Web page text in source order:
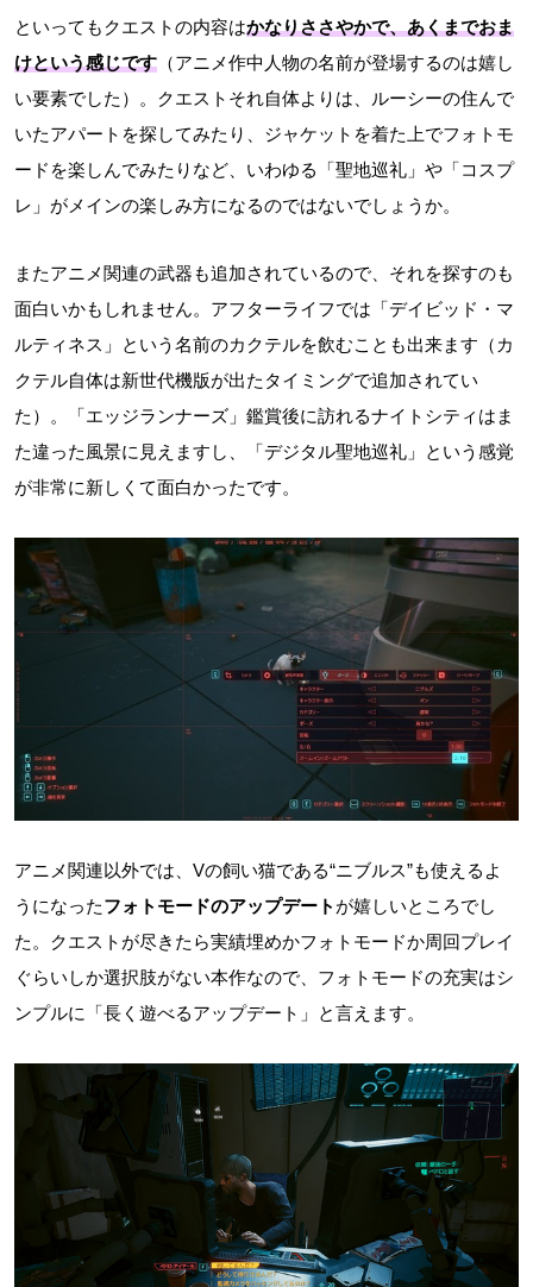
といってもクエストの内容はかなりささやかで、あくまでおま
けという感じです （アニメ作中人物の名前が登場するのは嬉し
い要素でした）。クエストそれ自体よりは、ルーシーの住んで
いたアパートを探してみたり、ジャケットを着た上でフォトモ
ードを楽しんでみたりなど、いわゆる「聖地巡礼」や「コスプ
レ」がメインの楽しみ方になるのではないでしょうか。
またアニメ関連の武器も追加されているので、それを探すのも
面白いかもしれません。アフターライフでは「デイビッド・マ
ルティネス」という名前のカクテルを飲むことも出来ます（カ
クテル自体は新世代機版が出たタイミングで追加されてい
た）。「エッジランナーズ」鑑賞後に訪れるナイトシティはま
た違った風景に見えますし、「デジタル聖地巡礼」という感覚
が非常に新しくて面白かったです。
アニメ関連以外では、Vの飼い猫である“ニブルス”も使えるよ
うになったフォトモードのアップデート が嬉しいところでし
た。クエストが尽きたら実績埋めかフォトモードか周回プレイ
ぐらいしか選択肢がない本作なので、フォトモードの充実はシ
ンプルに「長く遊べるアップデート」と言えます。